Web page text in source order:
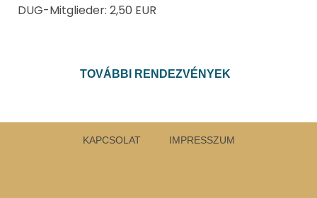
DUG-Mitglieder: 2,50 EUR
TOVÁBBI RENDEZVÉNYEK
KAPCSOLAT IMPRESSZUM